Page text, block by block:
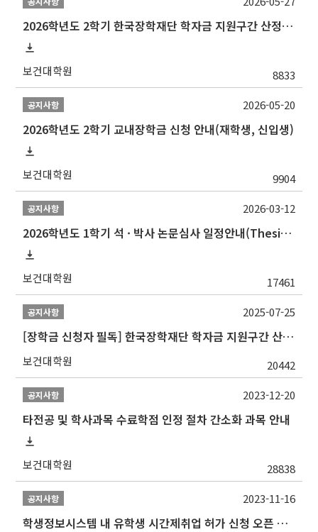
2026학년도 2학기 한국장학재단 학자금 지원구간 산정 신청 안내
보건대학원 8833
공지사항
2026학년도 2학기 교내장학금 신청 안내(재학생, 신입생)
보건대학원 9904
2026-05-20
공지사항
2026학년도 1학기 석 · 박사 논문심사 일정안내(Thesis Defense Schedules)
보건대학원 17461
2026-03-12
공지사항
[장학금 신청자 필독] 한국장학재단 학자금 지원구간 산정 권고
보건대학원 20442
2025-07-25
공지사항
타전공 및 학사과목 수료학점 인정 절차 간소화 과목 안내
보건대학원 28838
2023-12-20
공지사항
학생정보시스템 내 유학생 시간제취업 허가 신청 오픈 안내
2023-11-16